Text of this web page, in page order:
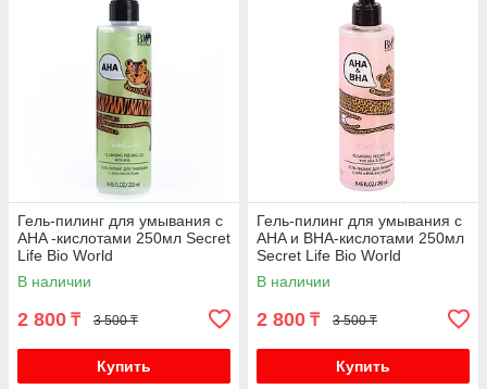
Гель-пилинг для умывания с
AHA -кислотами 250мл Secret
Life Bio World
В наличии
2 800 ₸ 3 500 ₸
Купить
Гель-пилинг для умывания с
AHA и BHA-кислотами 250мл
Secret Life Bio World
В наличии
2 800 ₸ 3 500 ₸
Купить